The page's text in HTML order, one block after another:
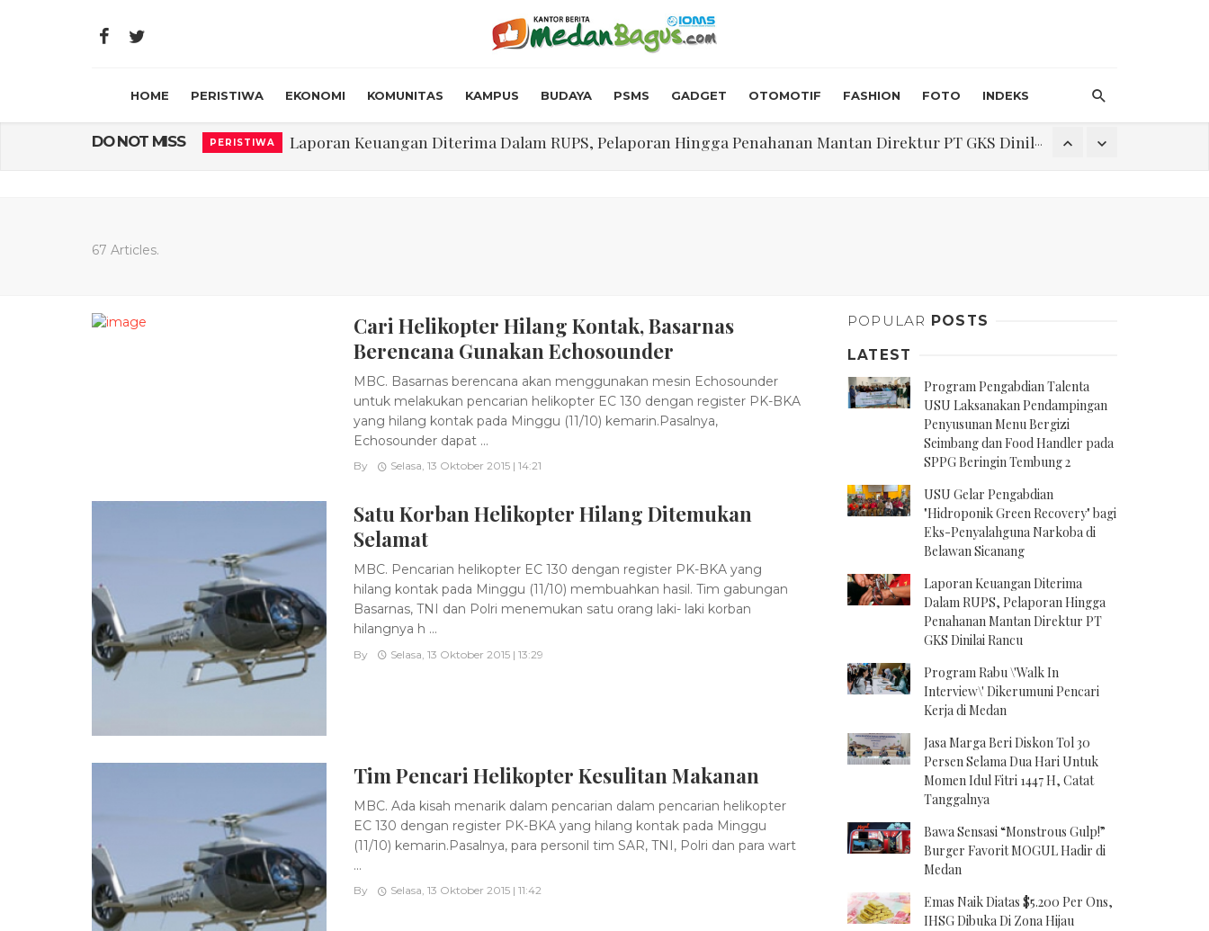
HOME PERISTIWA EKONOMI KOMUNITAS KAMPUS BUDAYA PSMS GADGET OTOMOTIF FASHION FOTO INDEKS
DO NOT MISS PERISTIWA Laporan Keuangan Diterima Dalam RUPS, Pelaporan Hingga Penahanan Mantan Direktur PT GKS Dinilai Rancu
USU Gelar Pengabdian "Hidroponik Green Recovery" bagi Eks-Penyalahguna Narkoba di Belawan Sicanang
67 Articles.
Cari Helikopter Hilang Kontak, Basarnas
Berencana Gunakan Echosounder
MBC. Basarnas berencana akan menggunakan mesin Echosounder
untuk melakukan pencarian helikopter EC 130 dengan register PK-BKA
yang hilang kontak pada Minggu (11/10) kemarin.Pasalnya,
Echosounder dapat ...
By Selasa, 13 Oktober 2015 | 14:21
Satu Korban Helikopter Hilang Ditemukan
Selamat
MBC. Pencarian helikopter EC 130 dengan register PK-BKA yang
hilang kontak pada Minggu (11/10) membuahkan hasil. Tim gabungan
Basarnas, TNI dan Polri menemukan satu orang laki- laki korban
hilangnya h ...
By Selasa, 13 Oktober 2015 | 13:29
Tim Pencari Helikopter Kesulitan Makanan
MBC. Ada kisah menarik dalam pencarian dalam pencarian helikopter
EC 130 dengan register PK-BKA yang hilang kontak pada Minggu
(11/10) kemarin.Pasalnya, para personil tim SAR, TNI, Polri dan para wart
...
By Selasa, 13 Oktober 2015 | 11:42
POPULAR POSTS
LATEST
Program Pengabdian Talenta
USU Laksanakan Pendampingan
Penyusunan Menu Bergizi
Seimbang dan Food Handler pada
SPPG Beringin Tembung 2
USU Gelar Pengabdian
"Hidroponik Green Recovery" bagi
Eks-Penyalahguna Narkoba di
Belawan Sicanang
Laporan Keuangan Diterima
Dalam RUPS, Pelaporan Hingga
Penahanan Mantan Direktur PT
GKS Dinilai Rancu
Program Rabu \'Walk In
Interview\' Dikerumuni Pencari
Kerja di Medan
Jasa Marga Beri Diskon Tol 30
Persen Selama Dua Hari Untuk
Momen Idul Fitri 1447 H, Catat
Tanggalnya
Bawa Sensasi “Monstrous Gulp!”
Burger Favorit MOGUL Hadir di
Medan
Emas Naik Diatas $5.200 Per Ons,
IHSG Dibuka Di Zona Hijau